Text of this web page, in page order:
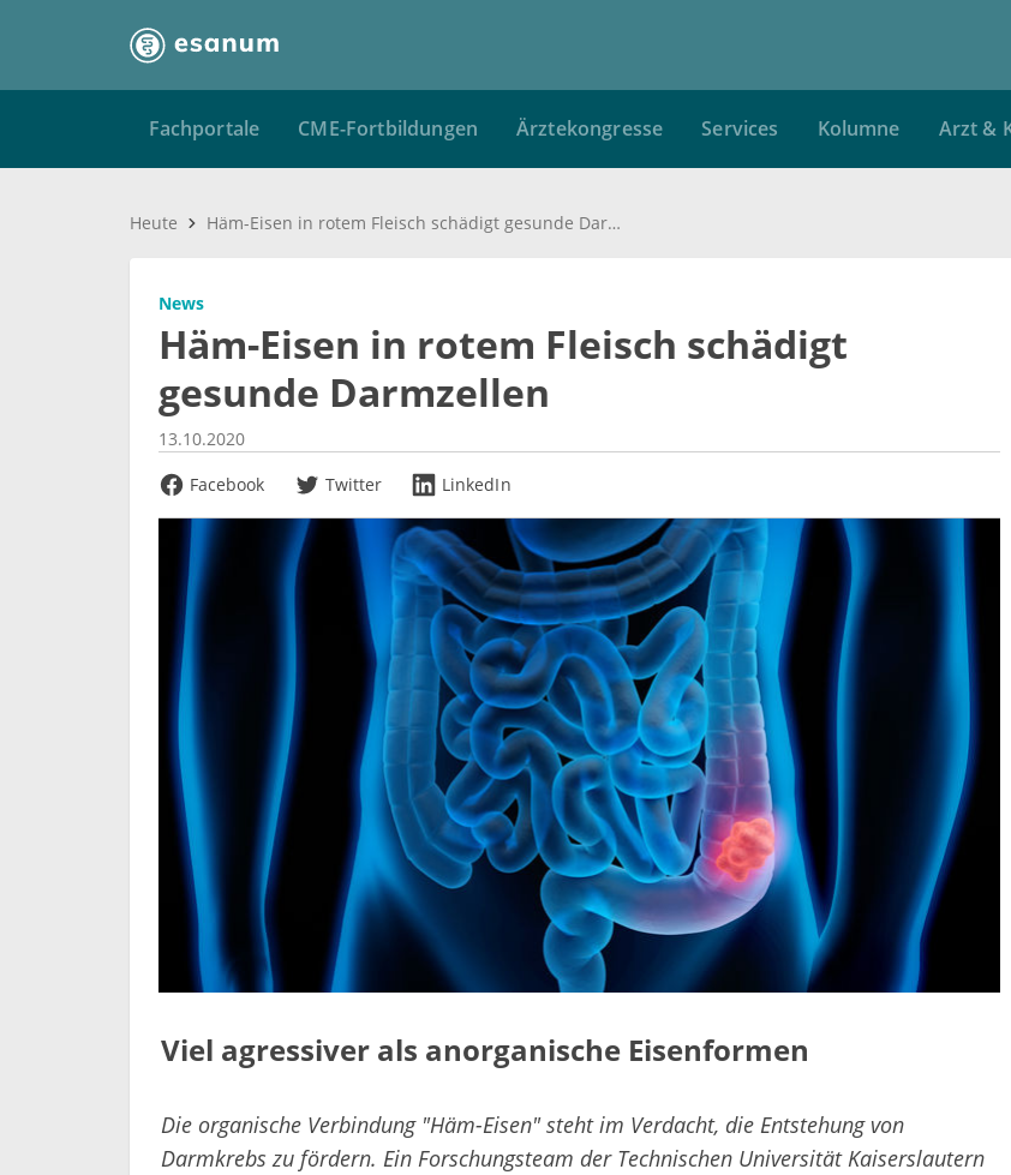
Fachportale CME-Fortbildungen Ärztekongresse Services Kolumne Arzt &
Heute Häm-Eisen in rotem Fleisch schädigt gesunde Darmzellen
News
Häm-Eisen in rotem Fleisch schädigt
gesunde Darmzellen
13.10.2020
Facebook
Twitter LinkedIn
Viel agressiver als anorganische Eisenformen
Die organische Verbindung "Häm-Eisen" steht im Verdacht, die Entstehung von
Darmkrebs zu fördern. Ein Forschungsteam der Technischen Universität Kaiserslautern